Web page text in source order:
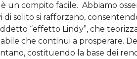
un compito facile. Abbiamo
solito si rafforzano,
“effetto Lindy”, che
che continui a prosperare.
costituendo la base dei